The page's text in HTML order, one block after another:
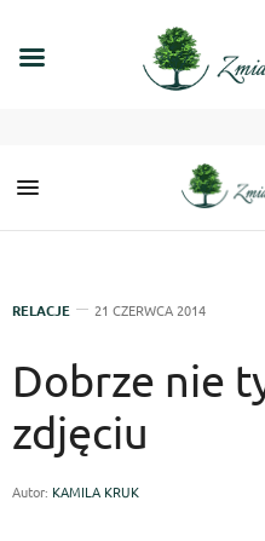
RELACJE 21 CZERWCA 2014
Dobrze nie
zdjęciu
Autor: KAMILA KRUK